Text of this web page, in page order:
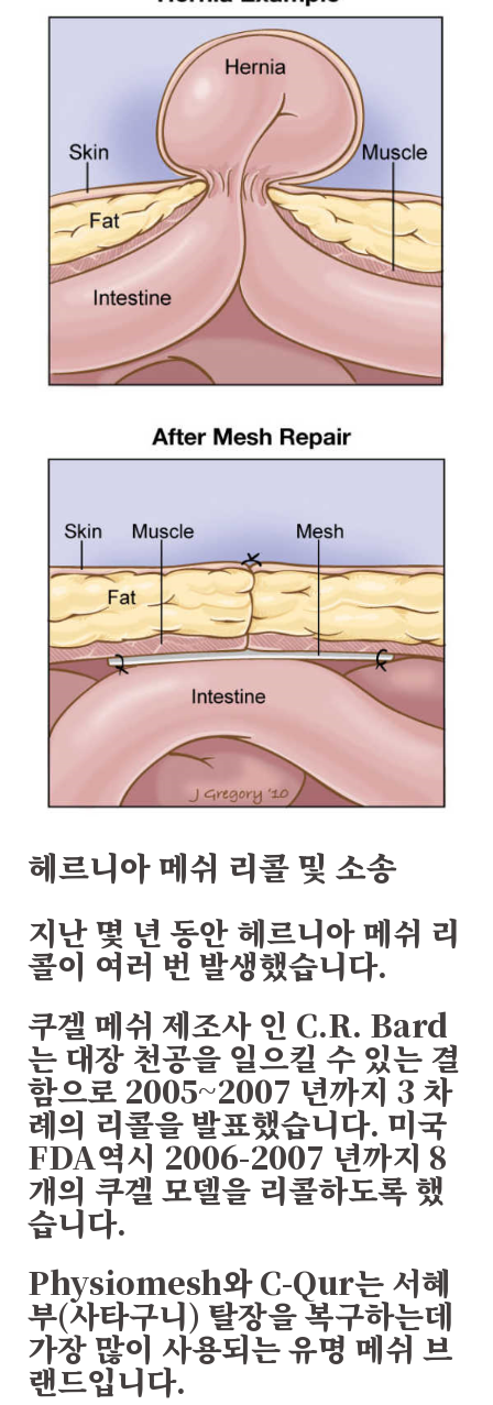
헤르니아 메쉬 리콜 및 소송
지난 몇 년 동안 헤르니아 메쉬 리
콜이 여러 번 발생했습니다.
쿠겔 메쉬 제조사 인 C.R. Bard
는 대장 천공을 일으킬 수 있는 결
함으로 2005~2007 년까지 3 차
례의 리콜을 발표했습니다. 미국
FDA역시 2006-2007 년까지 8
개의 쿠겔 모델을 리콜하도록 했
습니다.
Physiomesh와 C-Qur는 서혜
부(사타구니) 탈장을 복구하는데
가장 많이 사용되는 유명 메쉬 브
랜드입니다.